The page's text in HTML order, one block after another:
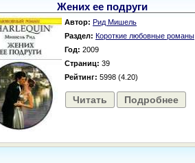
Жених ее подруги
Автор: Рид Мишель
Раздел: Короткие любовные романы
Год: 2009
Страниц: 39
Рейтинг: 5998 (4.20)
Читать Подробнее